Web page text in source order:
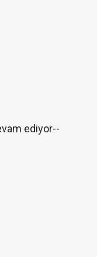
ediyor--